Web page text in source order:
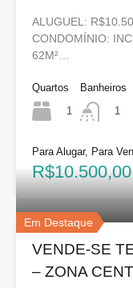
ALUGUEL:
CONDOMÍNIO:
62M²…
Quartos
1
Banheiros
1
Para Alugar, Para
Em Destaque
VENDE-SE
– ZONA